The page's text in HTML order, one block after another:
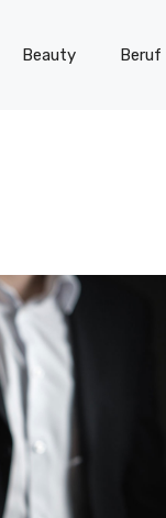
Beauty Beruf